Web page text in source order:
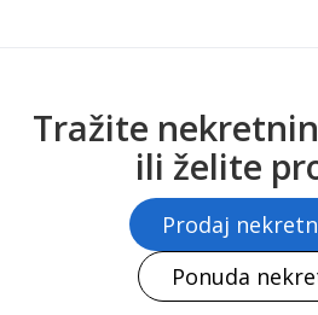
Tražite
ili želite
Prodaj
Ponuda